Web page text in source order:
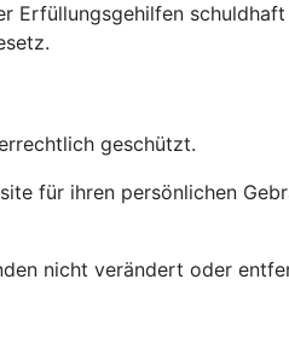
geschützt.
für ihren persönlichen
nicht verändert oder